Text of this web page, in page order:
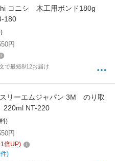
コニシ 木工用ボンド180g
180
円
で最短8/12お届け
リーエムジャパン 3M のり取
NT-220
)
円
1倍UP)
)